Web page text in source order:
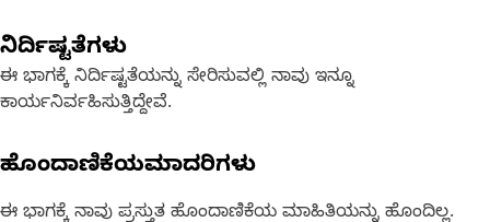
ನಿರ್ದಿಷ್ಟತೆಗಳು
ಈ ಭಾಗಕ್ಕೆ ನಿರ್ದಿಷ್ಟತೆಯನ್ನು ಸೇರಿಸುವಲ್ಲಿ ನಾವು ಇನ್ನೂ
ಕಾರ್ಯನಿರ್ವಹಿಸುತ್ತಿದ್ದೇವೆ.
ಹೊಂದಾಣಿಕೆಯಮಾದರಿಗಳು
ಈ ಭಾಗಕ್ಕೆ ನಾವು ಪ್ರಸ್ತುತ ಹೊಂದಾಣಿಕೆಯ ಮಾಹಿತಿಯನ್ನು ಹೊಂದಿಲ್ಲ.